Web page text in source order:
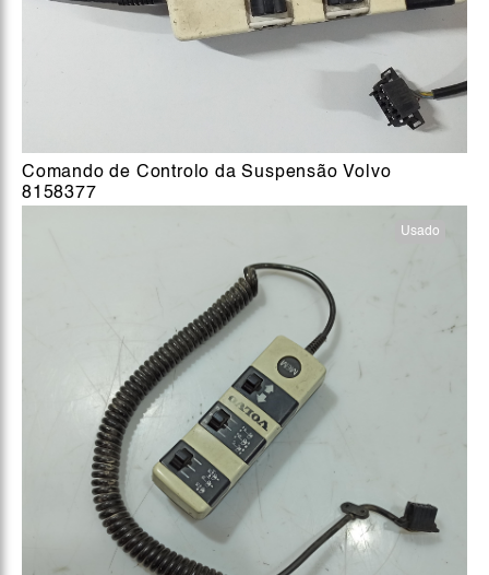
Comando de Controlo da Suspensão Volvo
8158377
Usado